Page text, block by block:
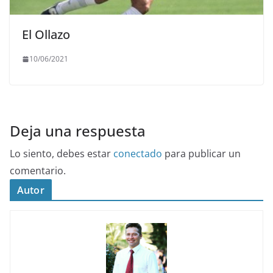
El Ollazo
10/06/2021
Deja una respuesta
Lo siento, debes estar conectado para publicar un
comentario.
Autor